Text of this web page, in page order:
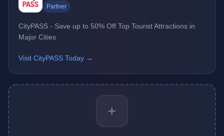
Partner
CityPASS - Save up to 50% Off Top Tourist Attractions in
Major Cities
Visit CityPASS Today →
+